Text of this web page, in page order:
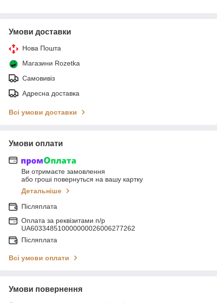
Умови доставки
Нова Пошта
Магазини Rozetka
Самовивіз
Адресна доставка
Всі умови доставки
Умови оплати
Ви отримаєте замовлення
або гроші повернуться на вашу картку
Детальніше
Післяплата
Оплата за реквізитами п/р
UA603348510000000026006277262
Післяплата
Всі умови оплати
Умови повернення